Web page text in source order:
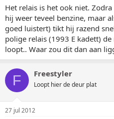
Het relais is het ook niet.
hij weer teveel benzine, maar
goed luistert) tikt hij razend
polige relais (1993 E kadett)
loopt.. Waar zou dit dan aan
F Freestyler
Loopt hier de deur plat
27 jul 2012